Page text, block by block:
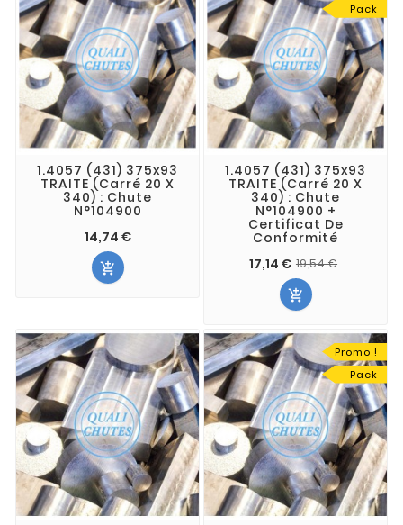
1.4057 (431) 375x93
TRAITE (Carré 20 X
340) : Chute
N°104900
14,74 €

Pack
1.4057 (431) 375x93
TRAITE (Carré 20 X
340) : Chute
N°104900 +
Certificat De
Conformité
17,14 € 19,54 €

Promo !
Pack